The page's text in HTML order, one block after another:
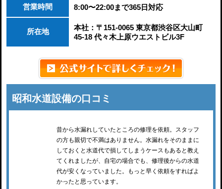
営業時間 8:00〜22:00まで365日対応
所在地
本社：〒151-0065 東京都渋谷区大山町
45-18 代々木上原ウエストビル3F
昭和水道設備の口コミ
昔から水漏れしていたところの修理を依頼。スタッフ
の方も親切で不満はありません。水漏れをそのままに
しておくと水道代で損してしまうケースもあると教え
てくれましたが、自宅の場合でも、修理後からの水道
代が安くなっていました。もっと早く依頼をすればよ
かったと思っています。